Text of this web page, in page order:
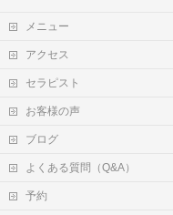
メニュー
アクセス
セラピスト
お客様の声
ブログ
よくある質問（Q&A）
予約